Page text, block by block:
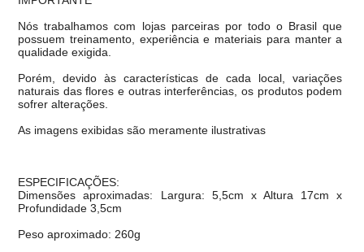
Nós trabalhamos com lojas parceiras por todo o Brasil que
possuem treinamento, experiência e materiais para manter a
qualidade exigida.
Porém, devido às características de cada local, variações
naturais das flores e outras interferências, os produtos podem
sofrer alterações.
As imagens exibidas são meramente ilustrativas
ESPECIFICAÇÕES:
Dimensões aproximadas: Largura: 5,5cm x Altura 17cm x
Profundidade 3,5cm
Peso aproximado: 260g